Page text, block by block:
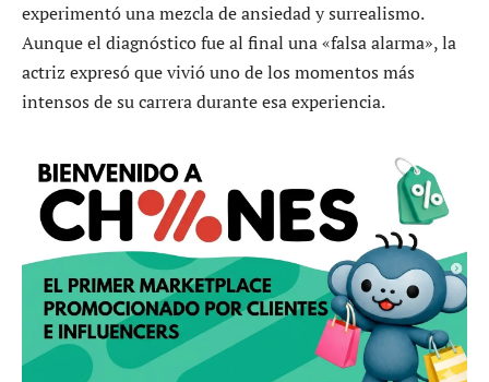
experimentó una mezcla de ansiedad y surrealismo.
Aunque el diagnóstico fue al final una «falsa alarma», la
actriz expresó que vivió uno de los momentos más
intensos de su carrera durante esa experiencia.